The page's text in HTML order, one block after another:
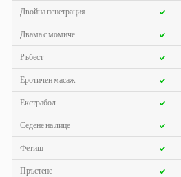
Двойна пенетрация
Двама с момиче
Ръбест
Еротичен масаж
Екстрабол
Седене на лице
Фетиш
Пръстене